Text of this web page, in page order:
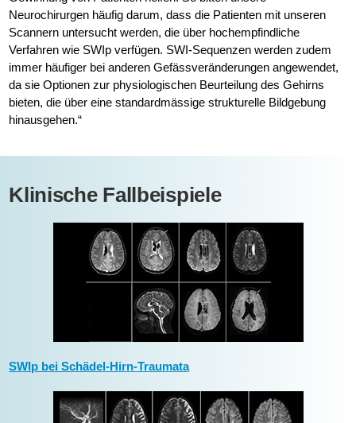
Neurochirurgen häufig darum, dass die Patienten mit unseren
Scannern untersucht werden, die über hochempfindliche
Verfahren wie SWIp verfügen. SWI-Sequenzen werden zudem
immer häufiger bei anderen Gefässveränderungen angewendet,
da sie Optionen zur physiologischen Beurteilung des Gehirns
bieten, die über eine standardmässige strukturelle Bildgebung
hinausgehen.“
Klinische Fallbeispiele
SWIp bei Schädel-Hirn-Traumata